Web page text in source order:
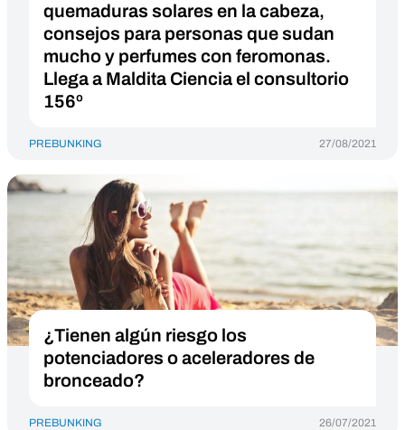
quemaduras solares en la cabeza,
consejos para personas que sudan
mucho y perfumes con feromonas.
Llega a Maldita Ciencia el consultorio
156º
PREBUNKING 27/08/2021
¿Tienen algún riesgo los
potenciadores o aceleradores de
bronceado?
PREBUNKING 26/07/2021